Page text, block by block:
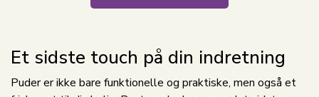
Et sidste touch på din indretning
Puder er ikke bare funktionelle og praktiske, men også et